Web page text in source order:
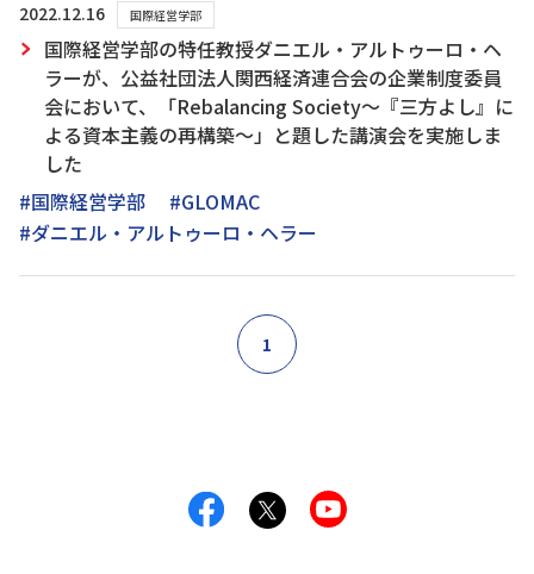
2022.12.16 国際経営学部
国際経営学部の特任教授ダニエル・アルトゥーロ・ヘ
ラーが、公益社団法人関西経済連合会の企業制度委員
会において、「Rebalancing Society～『三方よし』に
よる資本主義の再構築～」と題した講演会を実施しま
した
#国際経営学部
#GLOMAC
#ダニエル・アルトゥーロ・ヘラー
1